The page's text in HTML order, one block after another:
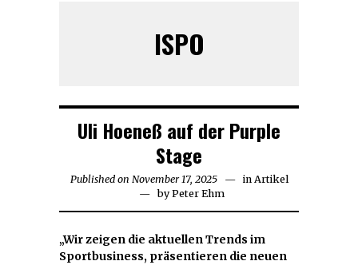
ISPO
Uli Hoeneß auf der Purple
Stage
Published on November 17, 2025November
17,
2025
in Artikel
byPeter Ehm
„Wir zeigen die aktuellen Trends im
Sportbusiness, präsentieren die neuen